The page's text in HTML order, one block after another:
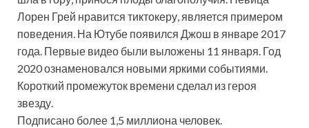
Лорен Грей нравится тиктокеру, является примером
поведения. На Ютубе появился Джош в январе 2017
года. Первые видео были выложены 11 января. Год
2020 ознаменовался новыми яркими событиями.
Короткий промежуток времени сделал из героя
звезду.
Подписано более 1,5 миллиона человек.